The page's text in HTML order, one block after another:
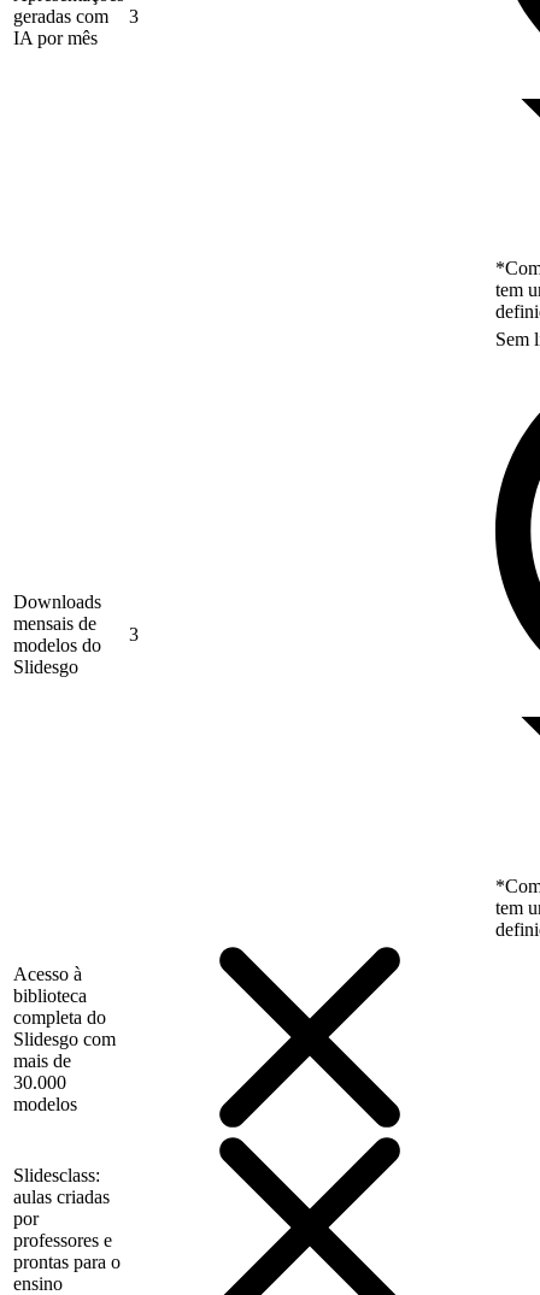
geradas com
IA por mês
3
tem
Downloads
mensais de
modelos do
Slidesgo
3
Sem
tem
Acesso à
biblioteca
completa do
Slidesgo com
mais de
30.000
modelos
Slidesclass:
aulas criadas
por
professores e
prontas para o
ensino